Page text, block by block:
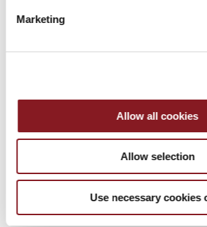
Marketing
Allow all cookies
Allow selection
Use necessary cookies
Europa
EU
Empfängers,
Lieferung in 6-10 Werktagen nach
Zahlungseingang.
Für exklusivere Produkte wie
Schwungrad-aufschnittmaschinen
Lieferzeiten variieren und werden
Zahlungseingang mitgeteilt.
Wir senden Ihnen eine E-Mail, wenn
versendet werden.